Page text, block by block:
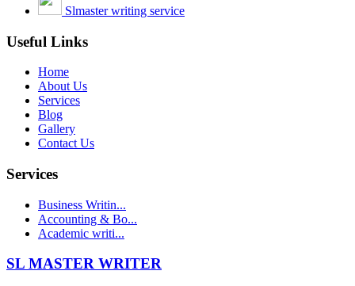
Slmaster writing service
Useful Links
Home
About Us
Services
Blog
Gallery
Contact Us
Services
Business Writin...
Accounting & Bo...
Academic writi...
SL MASTER WRITER